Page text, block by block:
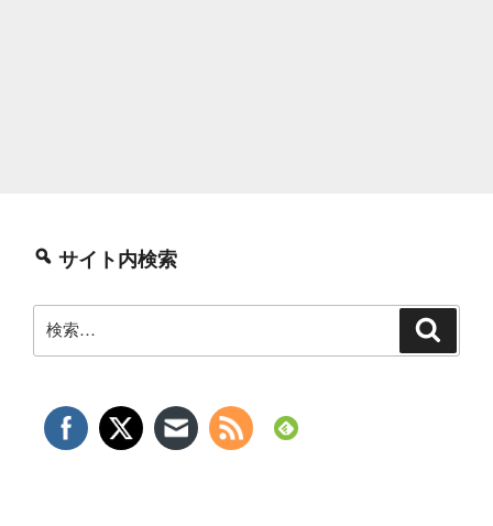
サイト内検索
索: